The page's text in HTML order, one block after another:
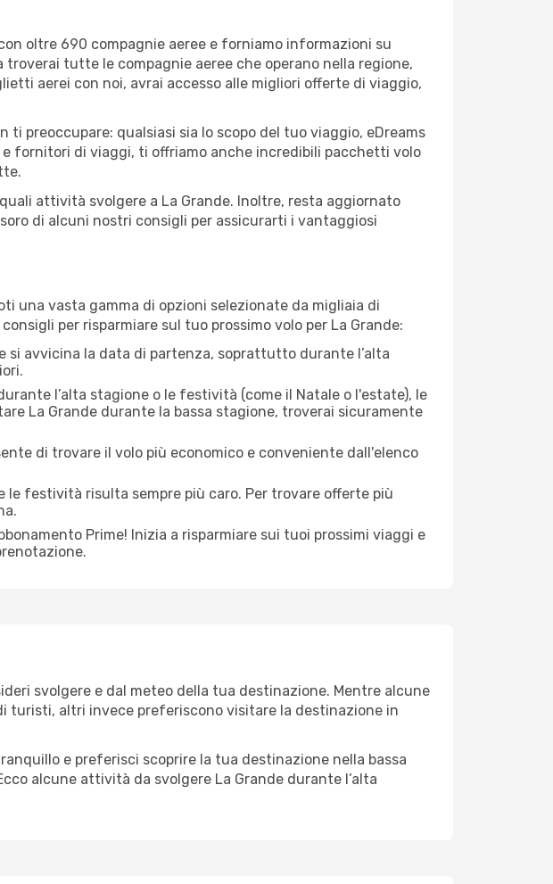
oltre 690 compagnie aeree e forniamo informazioni su
tutte le compagnie aeree che operano nella regione,
aerei con noi, avrai accesso alle migliori offerte di viaggio,
ti preoccupare: qualsiasi sia lo scopo del tuo viaggio, eDreams
fornitori di viaggi, ti offriamo anche incredibili pacchetti volo
attività svolgere a La Grande. Inoltre, resta aggiornato
di alcuni nostri consigli per assicurarti i vantaggiosi
una vasta gamma di opzioni selezionate da migliaia di
per risparmiare sul tuo prossimo volo per La Grande:
si avvicina la data di partenza, soprattutto durante l’alta
l’alta stagione o le festività (come il Natale o l'estate), le
La Grande durante la bassa stagione, troverai sicuramente
di trovare il volo più economico e conveniente dall'elenco
festività risulta sempre più caro. Per trovare offerte più
Prime! Inizia a risparmiare sui tuoi prossimi viaggi e
svolgere e dal meteo della tua destinazione. Mentre alcune
turisti, altri invece preferiscono visitare la destinazione in
e preferisci scoprire la tua destinazione nella bassa
alcune attività da svolgere La Grande durante l’alta